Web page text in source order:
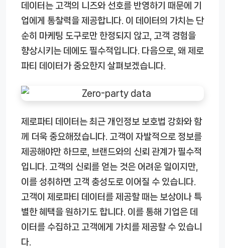
데이터는 고객의 니즈와 선호를 반영하기 때문에 기
업에게 통찰력을 제공합니다. 이 데이터의 가치는 단
순히 마케팅 도구로만 한정되지 않고, 고객 경험을
향상시키는 데에도 필수적입니다. 다음으로, 왜 제로
파티 데이터가 중요한지 살펴보겠습니다.
제로파티 데이터는 최근 개인정보 보호법 강화와 함
께 더욱 중요해졌습니다. 고객이 자발적으로 정보를
제공해야만 하므로, 브랜드와의 신뢰 관계가 필수적
입니다. 고객의 신뢰를 얻는 것은 어려운 일이지만,
이를 성취하면 고객 충성도로 이어질 수 있습니다.
고객이 제로파티 데이터를 제공할 때는 보상이나 특
별한 혜택을 원하기도 합니다. 이를 통해 기업은 데
이터를 수집하고 고객에게 가치를 제공할 수 있습니
다.